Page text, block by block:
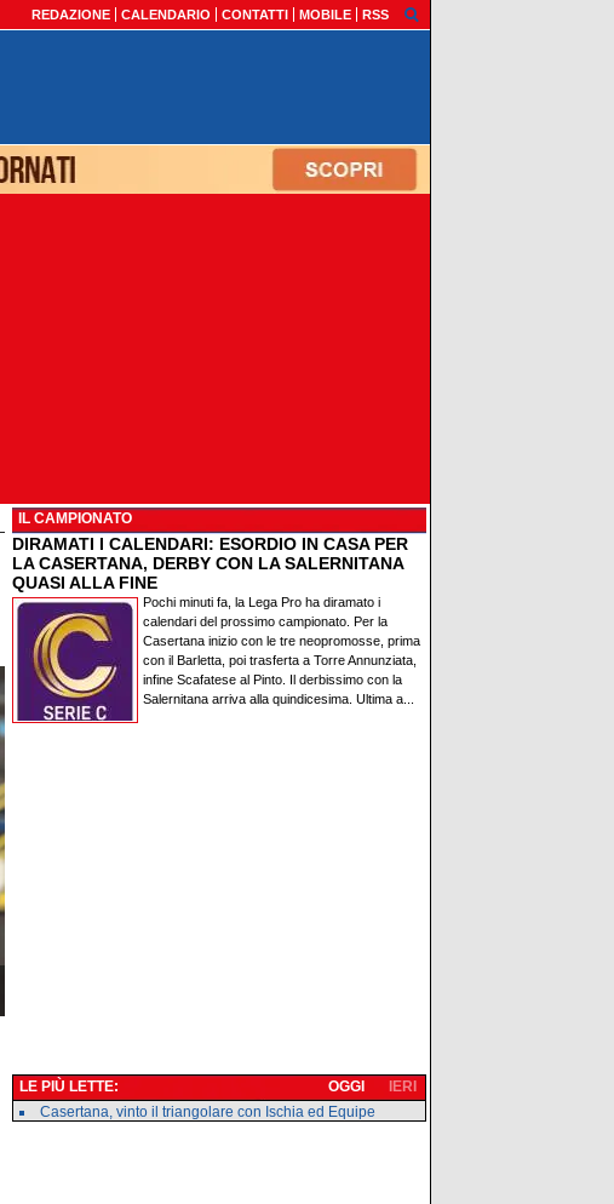
REDAZIONE CALENDARIO CONTATTI MOBILE RSS
IL CAMPIONATO
DIRAMATI I CALENDARI: ESORDIO IN CASA PER
LA CASERTANA, DERBY CON LA SALERNITANA
QUASI ALLA FINE
Pochi minuti fa, la Lega Pro ha diramato i
calendari del prossimo campionato. Per la
Casertana inizio con le tre neopromosse, prima
con il Barletta, poi trasferta a Torre Annunziata,
infine Scafatese al Pinto. Il derbissimo con la
Salernitana arriva alla quindicesima. Ultima a...
LE PIÙ LETTE: IERI
OGGI
Casertana, vinto il triangolare con Ischia ed Equipe